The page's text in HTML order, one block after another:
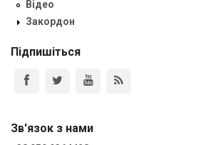
Відео
Закордон
Підпишіться
Зв'язок з нами